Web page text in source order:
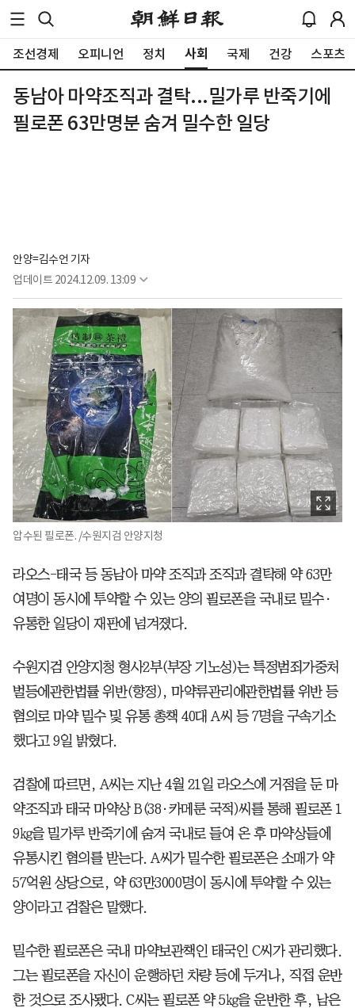
조선경제 오피니언 정치 사회 국제 건강 스포츠
동남아 마약조직과 결탁...밀가루 반죽기에
필로폰 63만명분 숨겨 밀수한 일당
안양=김수언 기자
업데이트 2024.12.09. 13:09
압수된 필로폰. /수원지검 안양지청
라오스-태국 등 동남아 마약 조직과 조직과 결탁해 약 63만
여명이 동시에 투약할 수 있는 양의 필로폰을 국내로 밀수·
유통한 일당이 재판에 넘겨졌다.
수원지검 안양지청 형사2부(부장 기노성)는 특정범죄가중처
벌등에관한법률 위반(향정), 마약류관리에관한법률 위반 등
혐의로 마약 밀수 및 유통 총책 40대 A씨 등 7명을 구속기소
했다고 9일 밝혔다.
검찰에 따르면, A씨는 지난 4월 21일 라오스에 거점을 둔 마
약조직과 태국 마약상 B(38·카메룬 국적)씨를 통해 필로폰 1
9㎏을 밀가루 반죽기에 숨겨 국내로 들여 온 후 마약상들에
유통시킨 혐의를 받는다. A씨가 밀수한 필로폰은 소매가 약
57억원 상당으로, 약 63만3000명이 동시에 투약할 수 있는
양이라고 검찰은 말했다.
밀수한 필로폰은 국내 마약보관책인 태국인 C씨가 관리했다.
그는 필로폰을 자신이 운행하던 차량 등에 두거나, 직접 운반
한 것으로 조사됐다. C씨는 필로폰 약 5㎏을 운반한 후, 남은